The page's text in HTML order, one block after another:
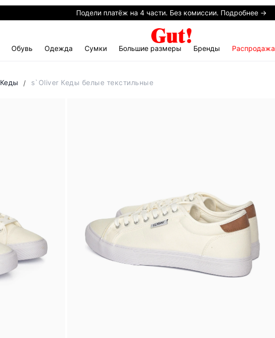
Подели платёж на 4 части. Без комиссии. Подробнее →
Обувь Одежда Сумки Большие размеры Бренды Распродажа
Кеды s`Oliver Кеды белые текстильные